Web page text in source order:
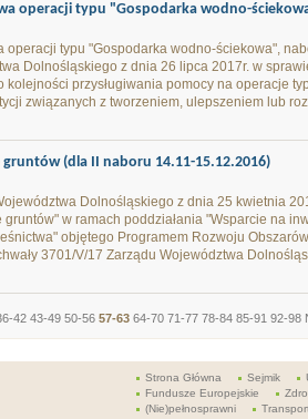
operacji typu "Gospodarka wodno-
operacji typu "Gospodarka wodno-ściekowa",
Dolnośląskiego z dnia 26 lipca 2017r. w
przysługiwania pomocy na operacje
związanych z tworzeniem, ulepszeniem lub
(dla II naboru 14.11-15.12.2016)
Dolnośląskiego z dnia 25 kwietnia
w ramach poddziałania "Wsparcie na
objętego Programem Rozwoju
3701/V/17 Zarządu Województwa
42 43-49 50-56 57-63 64-70 71-77 78-84 85-91 92-98
Strona Główna Sejmik
Fundusze Europejskie
(Nie)pełnosprawni